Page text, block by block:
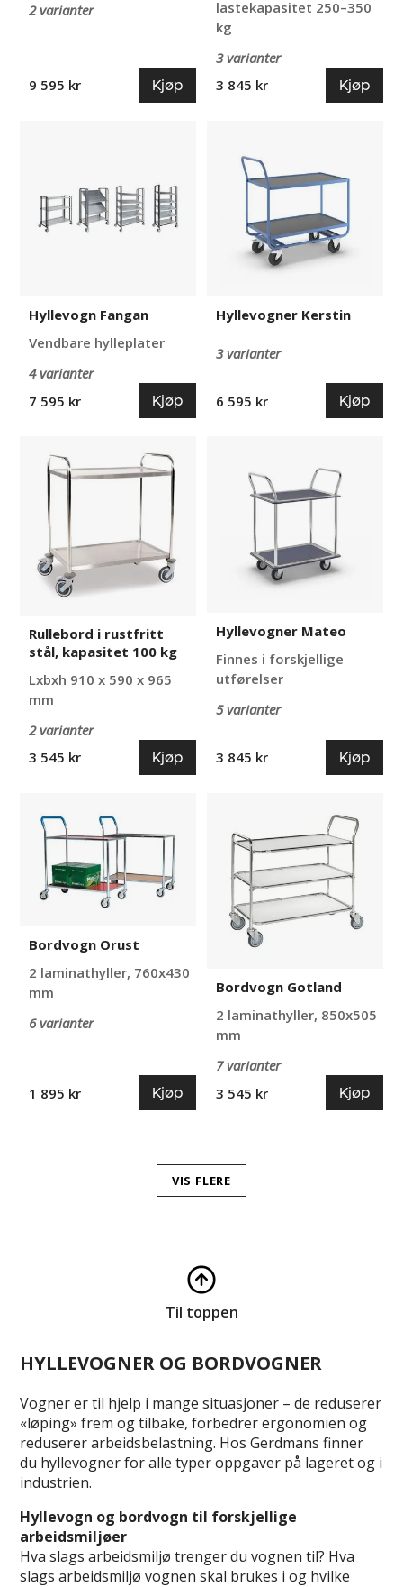
2 varianter
9 595 kr Kjøp
lastekapasitet 250–350
kg
3 varianter
3 845 kr
Kjøp
Hyllevogn Fangan
Vendbare hylleplater
4 varianter
7 595 kr
Kjøp
Hyllevogner Kerstin
3 varianter
6 595 kr Kjøp
rustfritt
kapasitet
Rullebord i rustfritt
stål, kapasitet 100 kg
Lxbxh 910 x 590 x 965
mm
2 varianter
3 545 kr
Kjøp
Hyllevogner Mateo
Finnes i forskjellige
utførelser
5 varianter
3 845 kr Kjøp
Orust
Bordvogn Orust
2 laminathyller, 760x430
mm
6 varianter
1 895 kr Kjøp
Bordvogn Gotland
2 laminathyller, 850x505
mm
7 varianter
3 545 kr
Kjøp
VIS FLERE
Til toppen
HYLLEVOGNER OG BORDVOGNER
Vogner er til hjelp i mange situasjoner – de reduserer
«løping» frem og tilbake, forbedrer ergonomien og
reduserer arbeidsbelastning. Hos Gerdmans finner
du hyllevogner for alle typer oppgaver på lageret og i
industrien.
Hyllevogn og bordvogn til forskjellige
arbeidsmiljøer
Hva slags arbeidsmiljø trenger du vognen til? Hva
slags arbeidsmiljø vognen skal brukes i og hvilke